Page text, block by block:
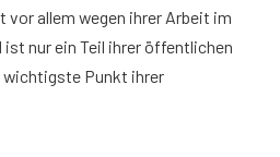
allem wegen ihrer Arbeit im
nur ein Teil ihrer öffentlichen
wichtigste Punkt ihrer